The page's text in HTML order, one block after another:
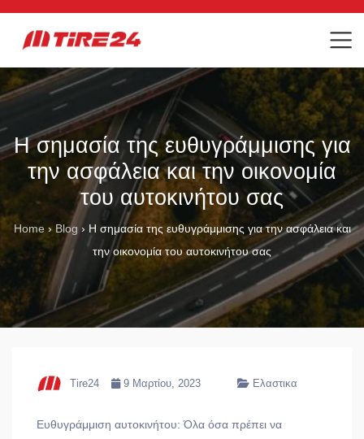
Η σημασία της ευθυγράμμισης για
την ασφάλεια και την οικονομία
του αυτοκινήτου σας
Home›Blog › Η σημασία της ευθυγράμμισης για την ασφάλεια και
την οικονομία του αυτοκινήτου σας
Tire24 9 Μαρτίου, 2023 Ελαστικα
Ευθυγράμμιση αυτοκινήτου: Όλα όσα πρέπει να